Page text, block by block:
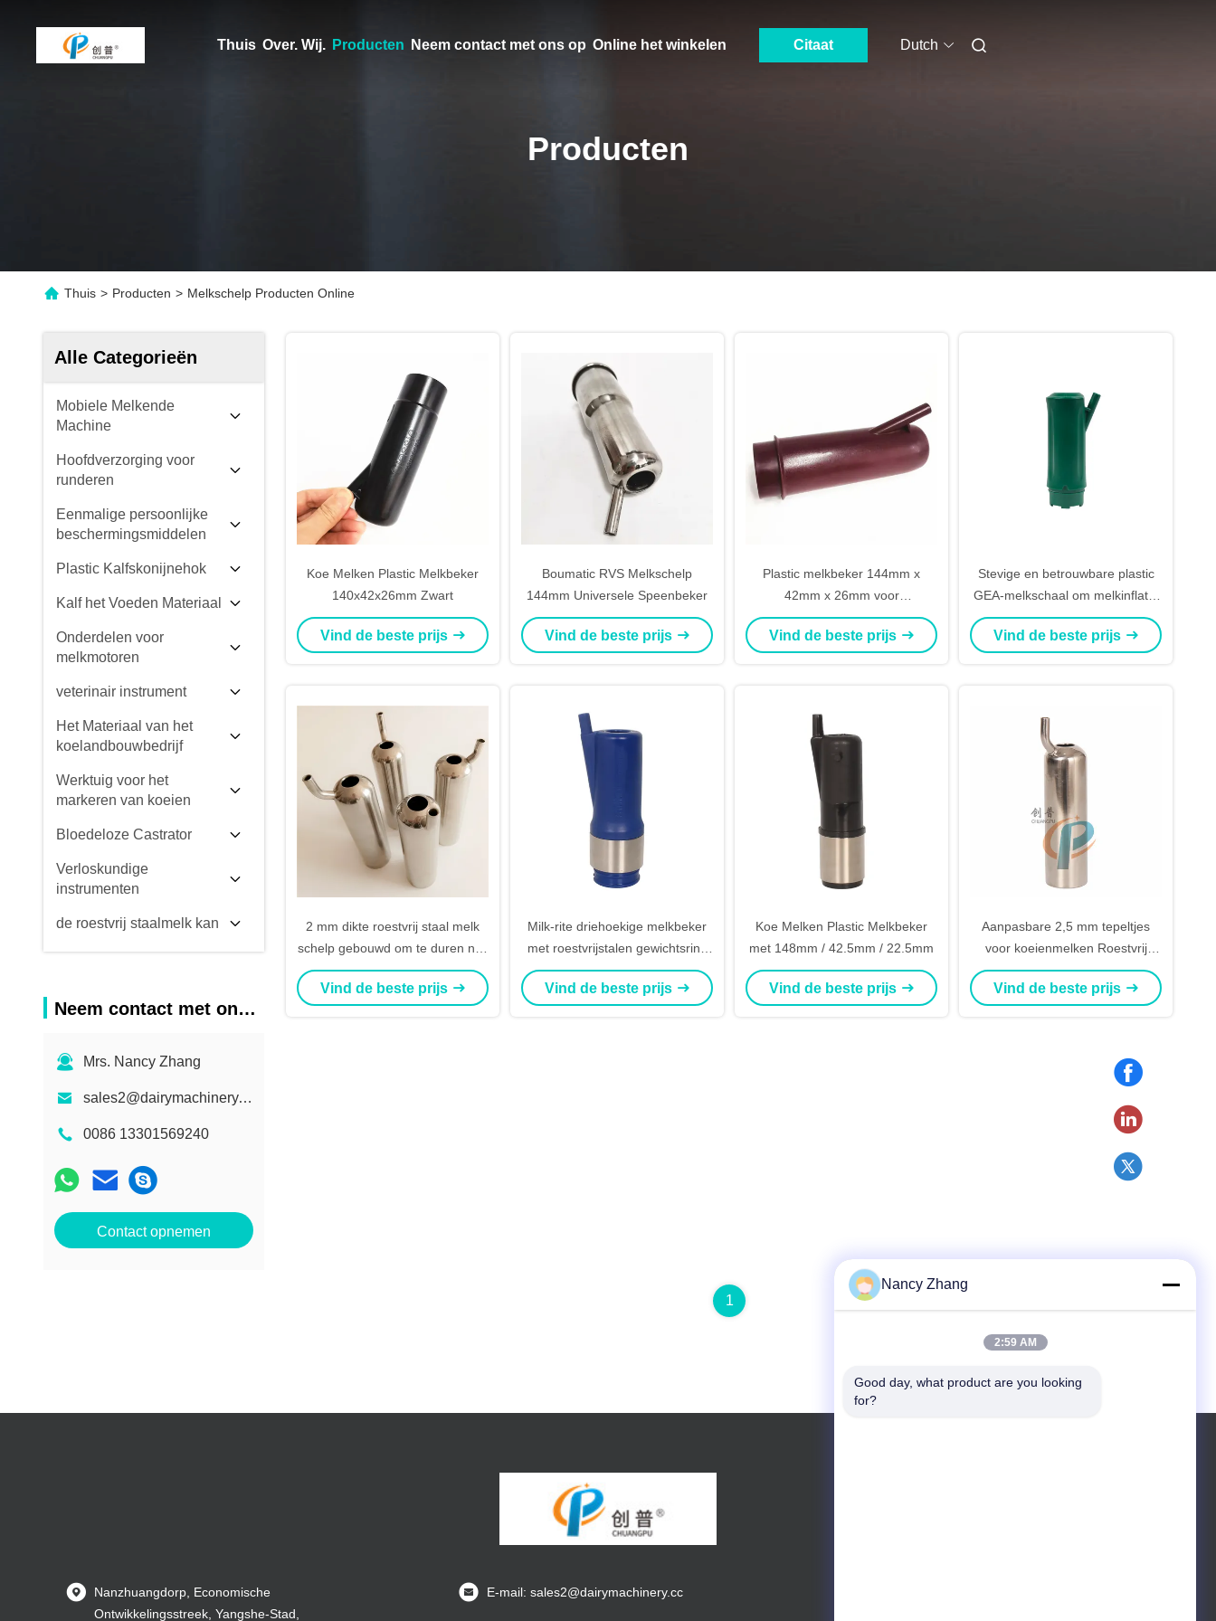
Thuis Over. Wij. Producten Neem contact met ons op Online het winkelen Citaat Dutch
Producten
Thuis > Producten > Melkschelp Producten Online
Alle Categorieën
Mobiele Melkende
Machine
Hoofdverzorging voor
runderen
Eenmalige persoonlijke
beschermingsmiddelen
Plastic Kalfskonijnehok
Kalf het Voeden Materiaal
Onderdelen voor
melkmotoren
veterinair instrument
Het Materiaal van het
koelandbouwbedrijf
Werktuig voor het
markeren van koeien
Bloedeloze Castrator
Verloskundige
instrumenten
de roestvrij staalmelk kan
Neem contact met ons op
Mrs. Nancy Zhang
sales2@dairymachinery.cc
0086 13301569240
Contact opnemen
Koe Melken Plastic Melkbeker
140x42x26mm Zwart
Vind de beste prijs
Boumatic RVS Melkschelp
144mm Universele Speenbeker
Vind de beste prijs
Plastic melkbeker 144mm x
42mm x 26mm voor
koeienbescherming
Vind de beste prijs
Stevige en betrouwbare plastic
GEA-melkschaal om melkinflatie
te voorkomen
Vind de beste prijs
2 mm dikte roestvrij staal melk
schelp gebouwd om te duren niet
gemakkelijk beschadigd
Vind de beste prijs
Milk-rite driehoekige melkbeker
met roestvrijstalen gewichtsring
voor koeienmelksysteem
Vind de beste prijs
Koe Melken Plastic Melkbeker
met 148mm / 42.5mm / 22.5mm
Vind de beste prijs
Aanpasbare 2,5 mm tepeltjes
voor koeienmelken Roestvrij
staal melk schelpen voor
melkmelk apparatuur
Vind de beste prijs
1
Nanzhuangdorp, Economische
Ontwikkelingsstreek, Yangshe-Stad,
E-mail: sales2@dairymachinery.cc
Nancy Zhang
2:59 AM
Good day, what product are you looking
for?